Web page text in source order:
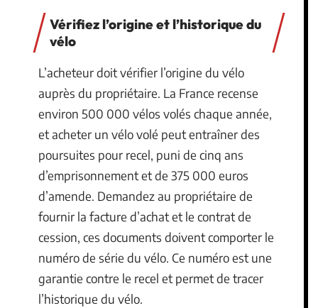
Vérifiez l’origine et l’historique du
vélo
L’acheteur doit vérifier l’origine du vélo
auprès du propriétaire. La France recense
environ 500 000 vélos volés chaque année,
et acheter un vélo volé peut entraîner des
poursuites pour recel, puni de cinq ans
d’emprisonnement et de 375 000 euros
d’amende. Demandez au propriétaire de
fournir la facture d’achat et le contrat de
cession, ces documents doivent comporter le
numéro de série du vélo. Ce numéro est une
garantie contre le recel et permet de tracer
l’historique du vélo.